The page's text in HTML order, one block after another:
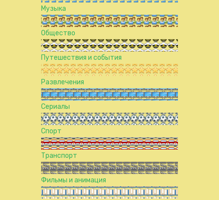
Музыка
Общество
Путешествия и события
Развлечения
Сериалы
Спорт
Транспорт
Фильмы и анимация